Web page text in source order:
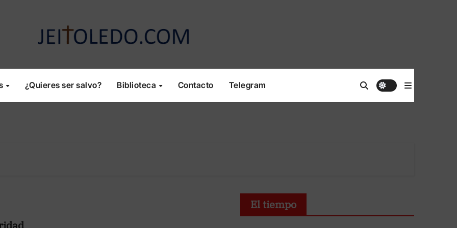
¿Quieres ser salvo? Biblioteca Contacto Telegram
El tiempo